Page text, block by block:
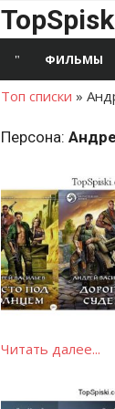
ФИЛЬМЫ
Топ списки »
Персона:
Читать далее...